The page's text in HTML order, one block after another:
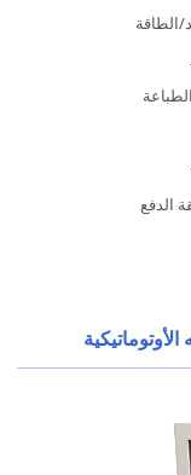
الطاقة
الدفع